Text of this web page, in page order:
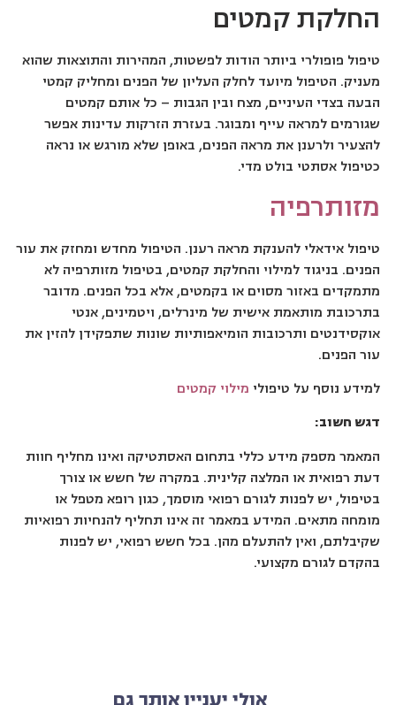
החלקת קמטים
טיפול פופולרי ביותר הודות לפשטות, המהירות והתוצאות שהוא
מעניק. הטיפול מיועד לחלק העליון של הפנים ומחליק קמטי
הבעה בצדי העיניים, מצח ובין הגבות – כל אותם קמטים
שגורמים למראה עייף ומבוגר. בעזרת הזרקות עדינות אפשר
להצעיר ולרענן את מראה הפנים, באופן שלא מורגש או נראה
כטיפול אסתטי בולט מדי.
מזותרפיה
טיפול אידאלי להענקת מראה רענן. הטיפול מחדש ומחזק את עור
הפנים. בניגוד למילוי והחלקת קמטים, בטיפול מזותרפיה לא
מתמקדים באזור מסוים או בקמטים, אלא בכל הפנים. מדובר
בתרכובת מותאמת אישית של מינרלים, ויטמינים, אנטי
אוקסידנטים ותרכובות הומיאפותיות שונות שתפקידן להזין את
עור הפנים.
למידע נוסף על טיפולי מילוי קמטים
דגש חשוב:
המאמר מספק מידע כללי בתחום האסתטיקה ואינו מחליף חוות
דעת רפואית או המלצה קלינית. במקרה של חשש או צורך
בטיפול, יש לפנות לגורם רפואי מוסמך, כגון רופא מטפל או
מומחה מתאים. המידע במאמר זה אינו תחליף להנחיות רפואיות
שקיבלתם, ואין להתעלם מהן. בכל חשש רפואי, יש לפנות
בהקדם לגורם מקצועי.
אולי יעניין אותך גם